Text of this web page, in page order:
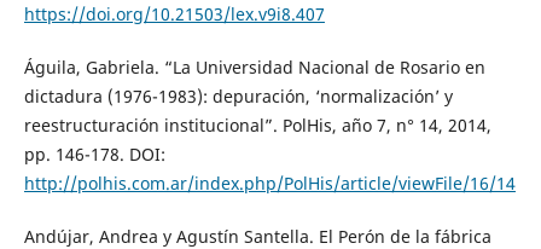
https://doi.org/10.21503/lex.v9i8.407
Águila, Gabriela. “La Universidad Nacional de Rosario en
dictadura (1976-1983): depuración, ‘normalización’ y
reestructuración institucional”. PolHis, año 7, n° 14, 2014,
pp. 146-178. DOI:
http://polhis.com.ar/index.php/PolHis/article/viewFile/16/14
Andújar, Andrea y Agustín Santella. El Perón de la fábrica